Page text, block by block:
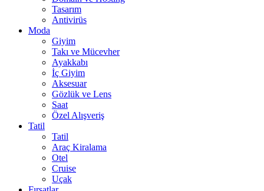
Tasarım
Antivirüs
Moda
Giyim
Takı ve Mücevher
Ayakkabı
İç Giyim
Aksesuar
Gözlük ve Lens
Saat
Özel Alışveriş
Tatil
Tatil
Araç Kiralama
Otel
Cruise
Uçak